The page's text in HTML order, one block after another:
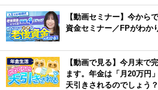
【動画セミナー】今から
資金セミナー／FPがわか
【動画で見る】今月末で
ます。年金は「月20万円
天引きされるのでしょう？